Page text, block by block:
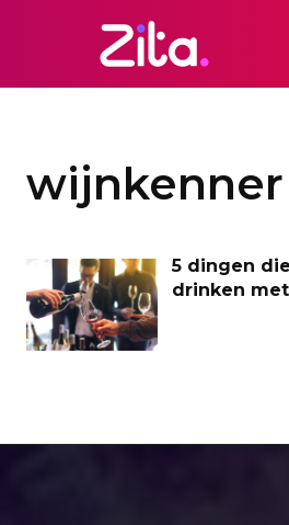
wijnkenner
5 dingen
drinken